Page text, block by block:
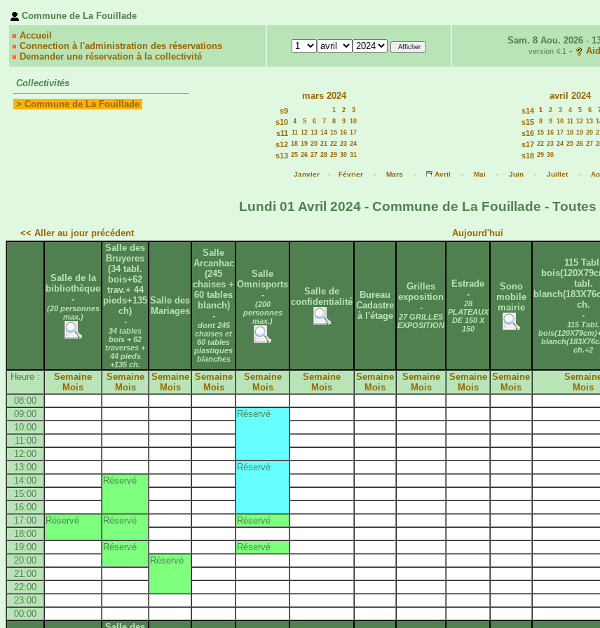
Commune de La Fouillade
Accueil
Connection à l'administration des réservations
Demander une réservation à la collectivité
Sam. 8 Aou. 2026-
version 4.1-
Collectivités
> Commune de La Fouillade
mars 2024
s9 1 2 3
s10 4 5 6 7 8 9 10
s11 11 12 13 14 15 16 17
s12 18 19 20 21 22 23 24
s13 25 26 27 28 29 30 31
avril 2024
s14 1 2 3 4 5 6
s15 8 9 10 11 12 13
s16 15 16 17 18 19 20
s17 22 23 24 25 26 27
s18 29 30
Janvier- Février- Mars - Avril - Mai - Juin- Juillet-
Lundi 01 Avril 2024 - Commune de La Fouillade -
<< Aller au jour précédent Aujourd'hui
Salle de la
bibliothèque
-
(20 personnes
max.)
Salle des
Bruyeres
(34 tabl.
bois+62
trav.+ 44
pieds+135
ch)
-
34 tables
bois + 62
traverses +
44 pieds
+135 ch.
Salle des
Mariages
Salle
Arcanhac
(245
chaises +
60 tables
blanch)
-
dont 245
chaises et
60 tables
plastiques
blanches
Salle
Omnisports
-
(200
personnes
max.)
Salle de
confidentialité
Bureau
Cadastre
à l'étage
Grilles
exposition
-
27 GRILLES
EXPOSITION
Estrade
-
28
PLATEAUX
DE 150 X
150
Sono
mobile
mairie
115
tabl.
ch.
-
115 Tabl.
ch.+2
Heure :
Semaine
Mois
Semaine
Mois
Semaine
Mois
Semaine
Mois
Semaine
Mois
Semaine
Mois
Semaine
Mois
Semaine
Mois
Semaine
Mois
Semaine
Mois
Mois
08:00
09:00
Réservé
10:00
11:00
12:00
13:00
Réservé
14:00
Réservé
15:00
16:00
17:00
Réservé Réservé Réservé
18:00
19:00
Réservé Réservé
20:00
Réservé
21:00
22:00
23:00
00:00